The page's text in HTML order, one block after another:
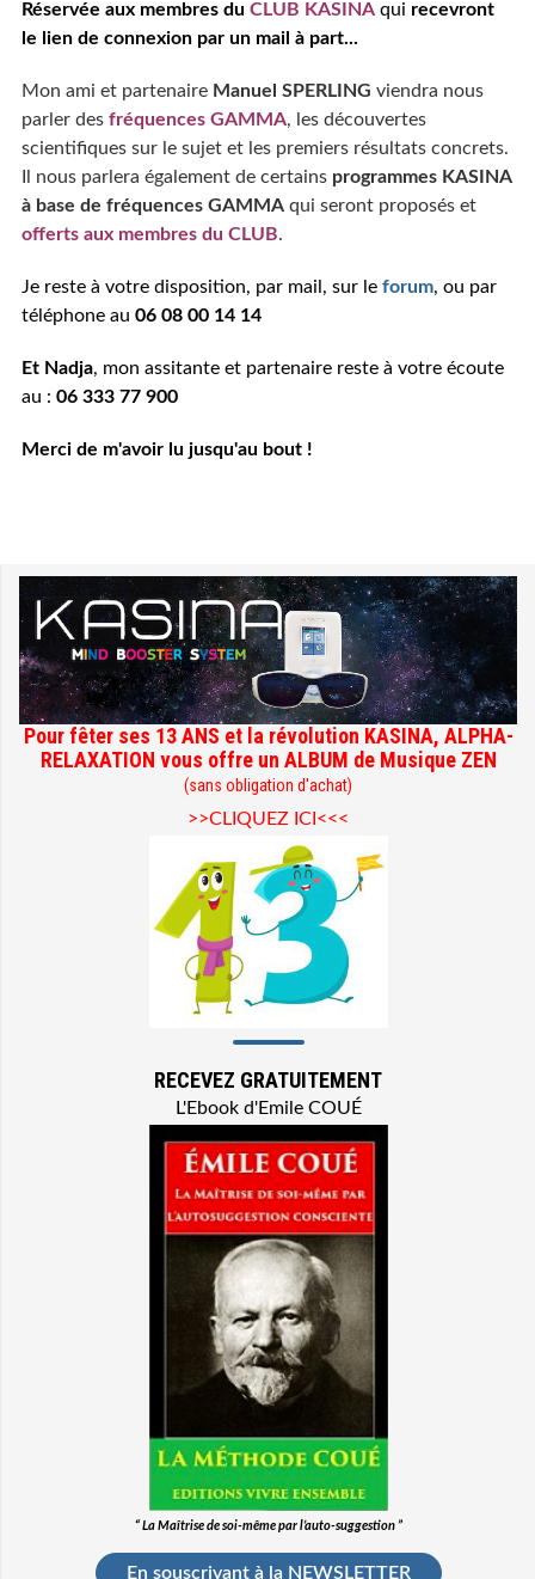
Réservée aux membres du CLUB KASINA qui recevront
le lien de connexion par un mail à part...
Mon ami et partenaire Manuel SPERLING viendra nous
parler des fréquences GAMMA, les découvertes
scientifiques sur le sujet et les premiers résultats concrets.
Il nous parlera également de certains programmes KASINA
à base de fréquences GAMMA qui seront proposés et
offerts aux membres du CLUB.
Je reste à votre disposition, par mail, sur le forum, ou par
téléphone au 06 08 00 14 14
Et Nadja, mon assitante et partenaire reste à votre écoute
au : 06 333 77 900
Merci de m'avoir lu jusqu'au bout !
Pour fêter ses 13 ANS et la révolution KASINA, ALPHA-
RELAXATION vous offre un ALBUM de Musique ZEN
(sans obligation d'achat)
>>CLIQUEZ ICI<<<
RECEVEZ GRATUITEMENT
L'Ebook d'Emile COUÉ
“ La Maîtrise de soi-même par l’auto-suggestion ”
En souscrivant à la NEWSLETTER